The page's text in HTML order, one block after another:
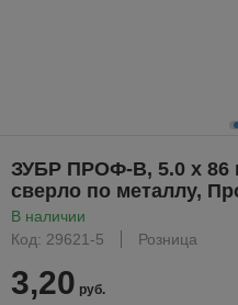
ЗУБР ПРОФ-В, 5.0 х 86
сверло по металлу,
В наличии
Код: 29621-5
Розница
3,20 руб.